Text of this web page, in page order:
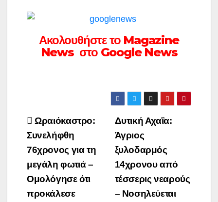
Ακολουθήστε το Magazine
News στο Google News
Πλοήγηση
άρθρων
Δυτική Αχαΐα:
Άγριος
ξυλοδαρμός
14χρονου από
τέσσερις νεαρούς
– Νοσηλεύεται
Ωραιόκαστρο:
Συνελήφθη
76χρονος για τη
μεγάλη φωτιά –
Ομολόγησε ότι
προκάλεσε